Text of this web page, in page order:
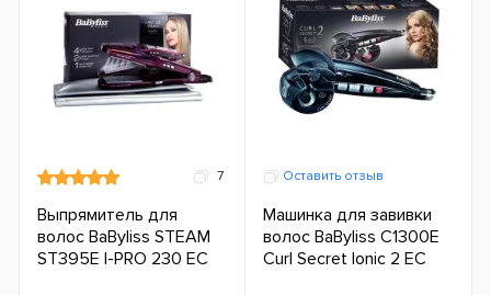
7
Выпрямитель для
волос BaByliss STEAM
ST395E I-PRO 230 ЕС
Оставить отзыв
Машинка для завивки
волос BaByliss C1300E
Curl Secret Ionic 2 ЕС